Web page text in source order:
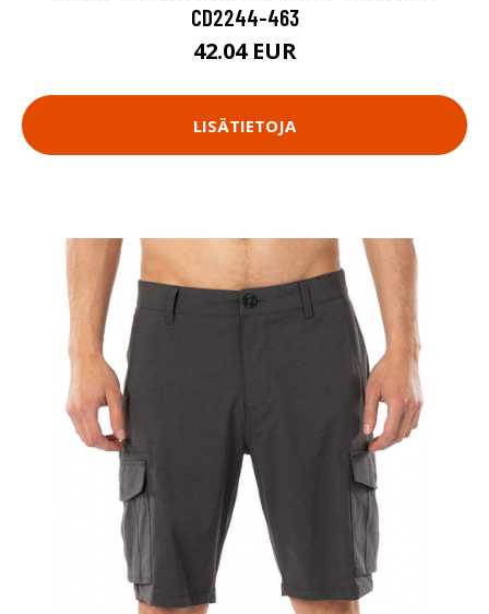
CD2244-463
42.04 EUR
LISÄTIETOJA